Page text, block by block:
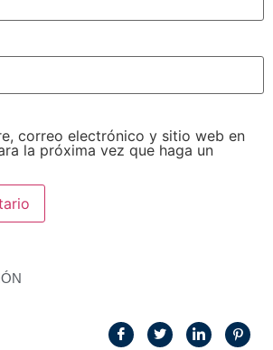
correo electrónico y sitio web en
la próxima vez que haga un